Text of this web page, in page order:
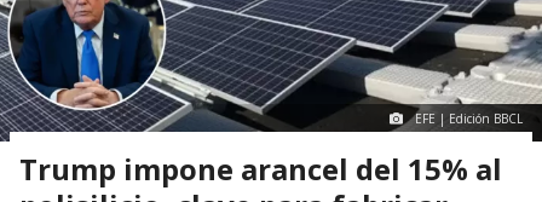
EFE | Edición BBCL
Trump impone arancel del 15% al